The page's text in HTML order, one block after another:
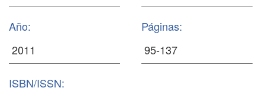
Año: Páginas:
ISBN/ISSN: